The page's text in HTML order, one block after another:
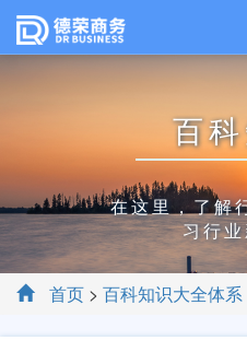
百
在这里，了解
习行
首页 > 百科知识大全体系